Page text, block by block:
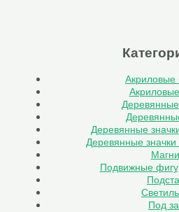
Акриловые
Деревянные
Деревянные значки
Подвижные
Под